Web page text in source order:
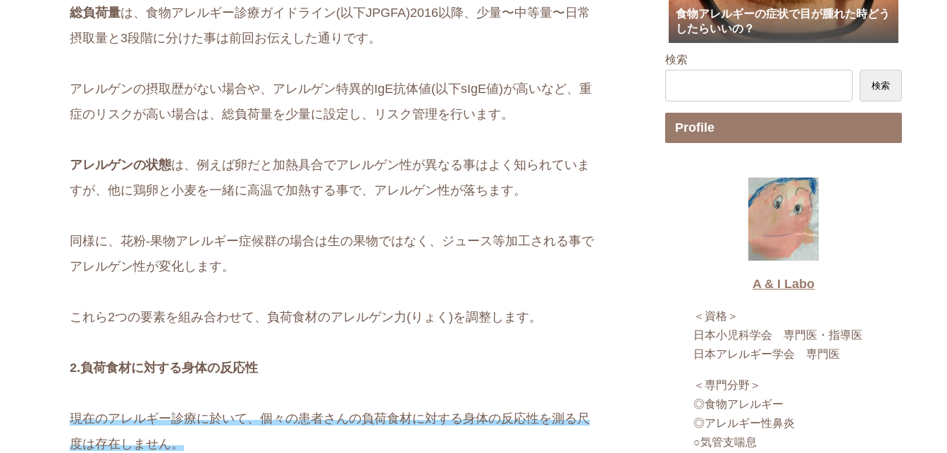
総負荷量は、食物アレルギー診療ガイドライン(以下JPGFA)2016以降、少量〜中等量〜日常
摂取量と3段階に分けた事は前回お伝えした通りです。
アレルゲンの摂取歴がない場合や、アレルゲン特異的IgE抗体値(以下sIgE値)が高いなど、重
症のリスクが高い場合は、総負荷量を少量に設定し、リスク管理を行います。
アレルゲンの状態は、例えば卵だと加熱具合でアレルゲン性が異なる事はよく知られていま
すが、他に鶏卵と小麦を一緒に高温で加熱する事で、アレルゲン性が落ちます。
同様に、花粉-果物アレルギー症候群の場合は生の果物ではなく、ジュース等加工される事で
アレルゲン性が変化します。
これら2つの要素を組み合わせて、負荷食材のアレルゲン力(りょく)を調整します。
2.負荷食材に対する身体の反応性
現在のアレルギー診療に於いて、個々の患者さんの負荷食材に対する身体の反応性を測る尺
度は存在しません。
食物アレルギーの症状で目が腫れた時どう
したらいいの？
検索
検索
Profile
A & I Labo
＜資格＞
日本小児科学会 専門医・指導医
日本アレルギー学会 専門医
＜専門分野＞
◎食物アレルギー
◎アレルギー性鼻炎
○気管支喘息